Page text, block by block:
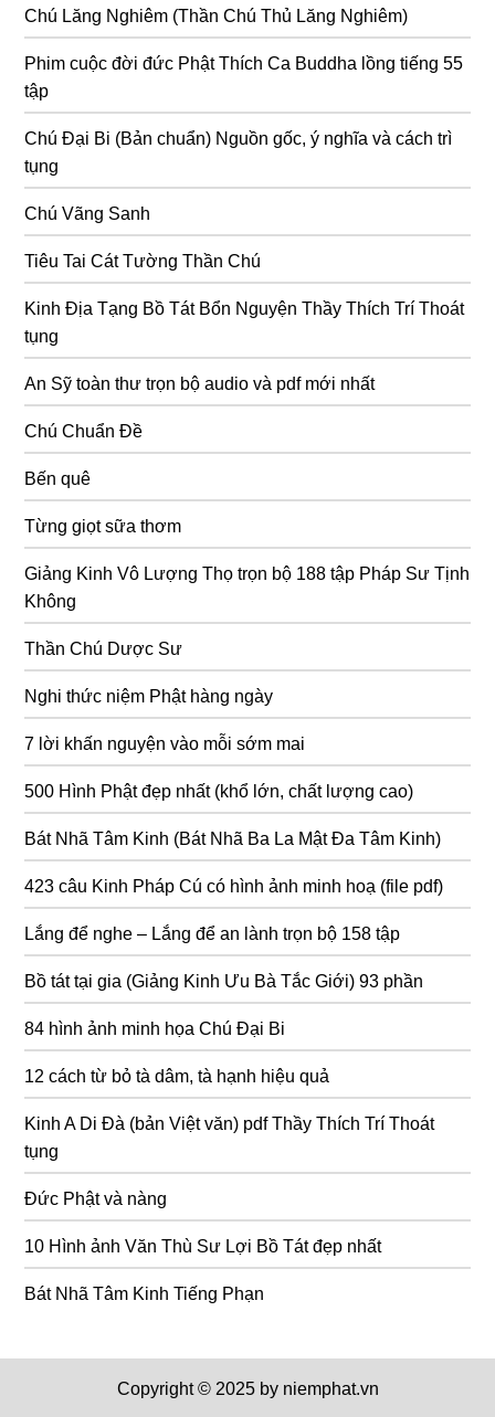
Chú Lăng Nghiêm (Thần Chú Thủ Lăng Nghiêm)
Phim cuộc đời đức Phật Thích Ca Buddha lồng tiếng 55
tập
Chú Đại Bi (Bản chuẩn) Nguồn gốc, ý nghĩa và cách trì
tụng
Chú Vãng Sanh
Tiêu Tai Cát Tường Thần Chú
Kinh Địa Tạng Bồ Tát Bổn Nguyện Thầy Thích Trí Thoát
tụng
An Sỹ toàn thư trọn bộ audio và pdf mới nhất
Chú Chuẩn Đề
Bến quê
Từng giọt sữa thơm
Giảng Kinh Vô Lượng Thọ trọn bộ 188 tập Pháp Sư Tịnh
Không
Thần Chú Dược Sư
Nghi thức niệm Phật hàng ngày
7 lời khấn nguyện vào mỗi sớm mai
500 Hình Phật đẹp nhất (khổ lớn, chất lượng cao)
Bát Nhã Tâm Kinh (Bát Nhã Ba La Mật Đa Tâm Kinh)
423 câu Kinh Pháp Cú có hình ảnh minh hoạ (file pdf)
Lắng để nghe – Lắng để an lành trọn bộ 158 tập
Bồ tát tại gia (Giảng Kinh Ưu Bà Tắc Giới) 93 phần
84 hình ảnh minh họa Chú Đại Bi
12 cách từ bỏ tà dâm, tà hạnh hiệu quả
Kinh A Di Đà (bản Việt văn) pdf Thầy Thích Trí Thoát
tụng
Đức Phật và nàng
10 Hình ảnh Văn Thù Sư Lợi Bồ Tát đẹp nhất
Bát Nhã Tâm Kinh Tiếng Phạn
Copyright © 2025 by niemphat.vn